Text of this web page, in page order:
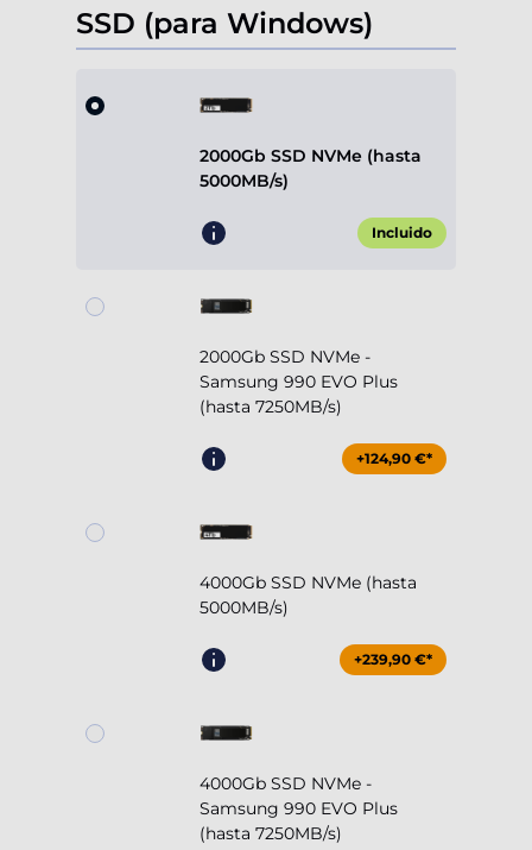
SSD (para Windows)
2000Gb SSD NVMe (hasta
5000MB/s)
Incluido
2000Gb SSD NVMe -
Samsung 990 EVO Plus
(hasta 7250MB/s)
+124,90 €*
4000Gb SSD NVMe (hasta
5000MB/s)
+239,90 €*
4000Gb SSD NVMe -
Samsung 990 EVO Plus
(hasta 7250MB/s)